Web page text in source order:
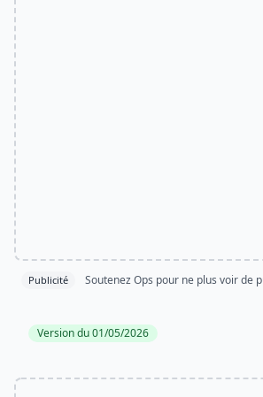
Publicité Soutenez Ops pour ne plus voir de
Version du 01/05/2026